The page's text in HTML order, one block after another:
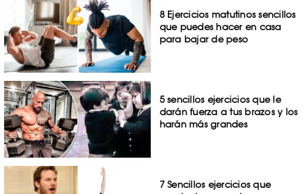
8 Ejercicios matutinos sencillos
que puedes hacer en casa
para bajar de peso
5 sencillos ejercicios que le
darán fuerza a tus brazos y los
harán más grandes
7 Sencillos ejercicios que